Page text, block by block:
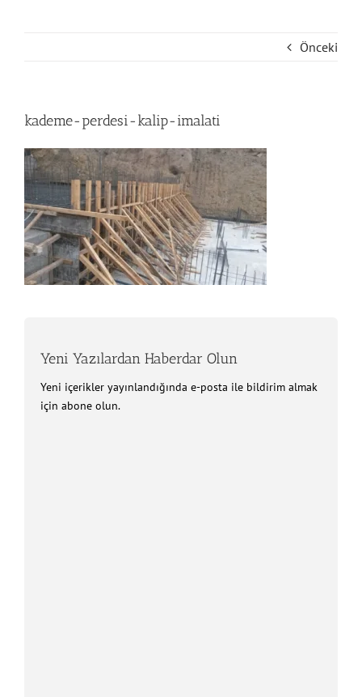
Önceki
kademe-perdesi-kalip-imalati
Yeni Yazılardan Haberdar Olun
Yeni içerikler yayınlandığında e-posta ile bildirim almak
için abone olun.